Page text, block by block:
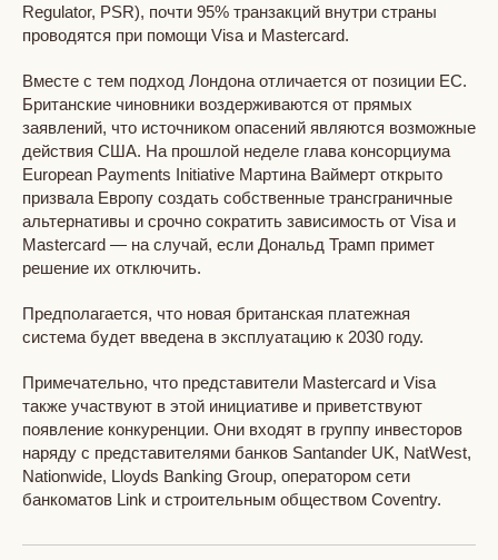
Regulator, PSR), почти 95% транзакций внутри страны
проводятся при помощи Visa и Mastercard.
Вместе с тем подход Лондона отличается от позиции ЕС.
Британские чиновники воздерживаются от прямых
заявлений, что источником опасений являются возможные
действия США. На прошлой неделе глава консорциума
European Payments Initiative Мартина Ваймерт открыто
призвала Европу создать собственные трансграничные
альтернативы и срочно сократить зависимость от Visa и
Mastercard — на случай, если Дональд Трамп примет
решение их отключить.
Предполагается, что новая британская платежная
система будет введена в эксплуатацию к 2030 году.
Примечательно, что представители Mastercard и Visa
также участвуют в этой инициативе и приветствуют
появление конкуренции. Они входят в группу инвесторов
наряду с представителями банков Santander UK, NatWest,
Nationwide, Lloyds Banking Group, оператором сети
банкоматов Link и строительным обществом Coventry.